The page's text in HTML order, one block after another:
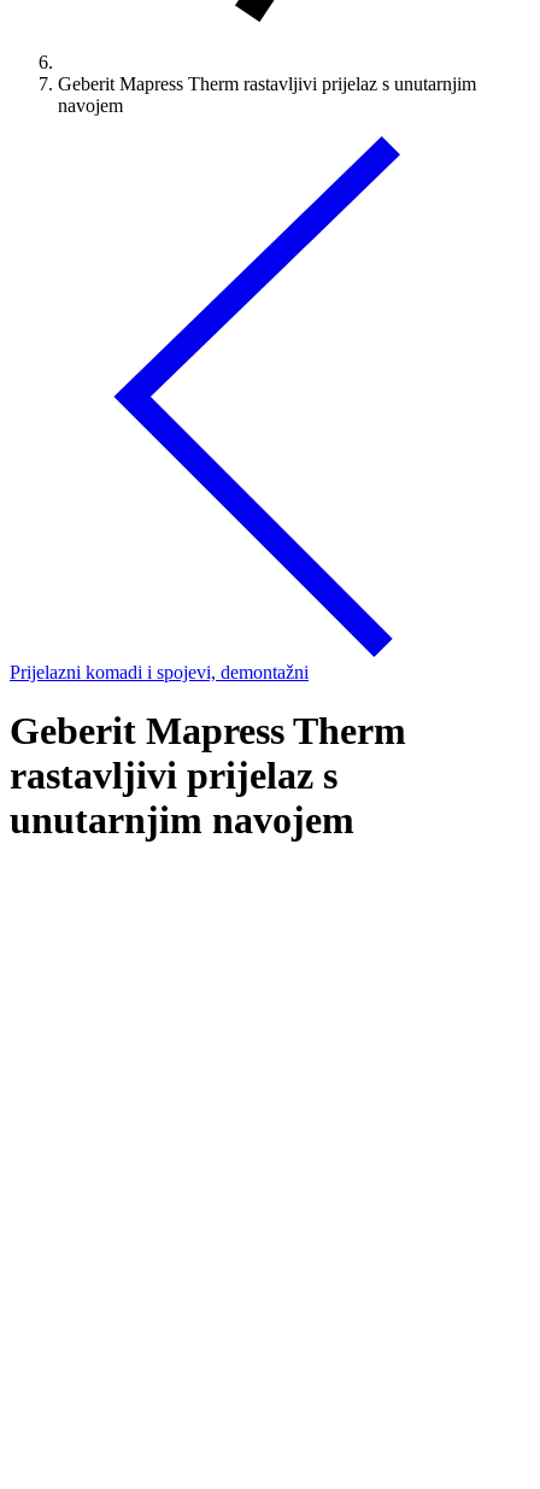
Geberit Mapress Therm rastavljivi prijelaz s unutarnjim
navojem
Prijelazni komadi i spojevi, demontažni
Geberit Mapress Therm
rastavljivi prijelaz s
unutarnjim navojem